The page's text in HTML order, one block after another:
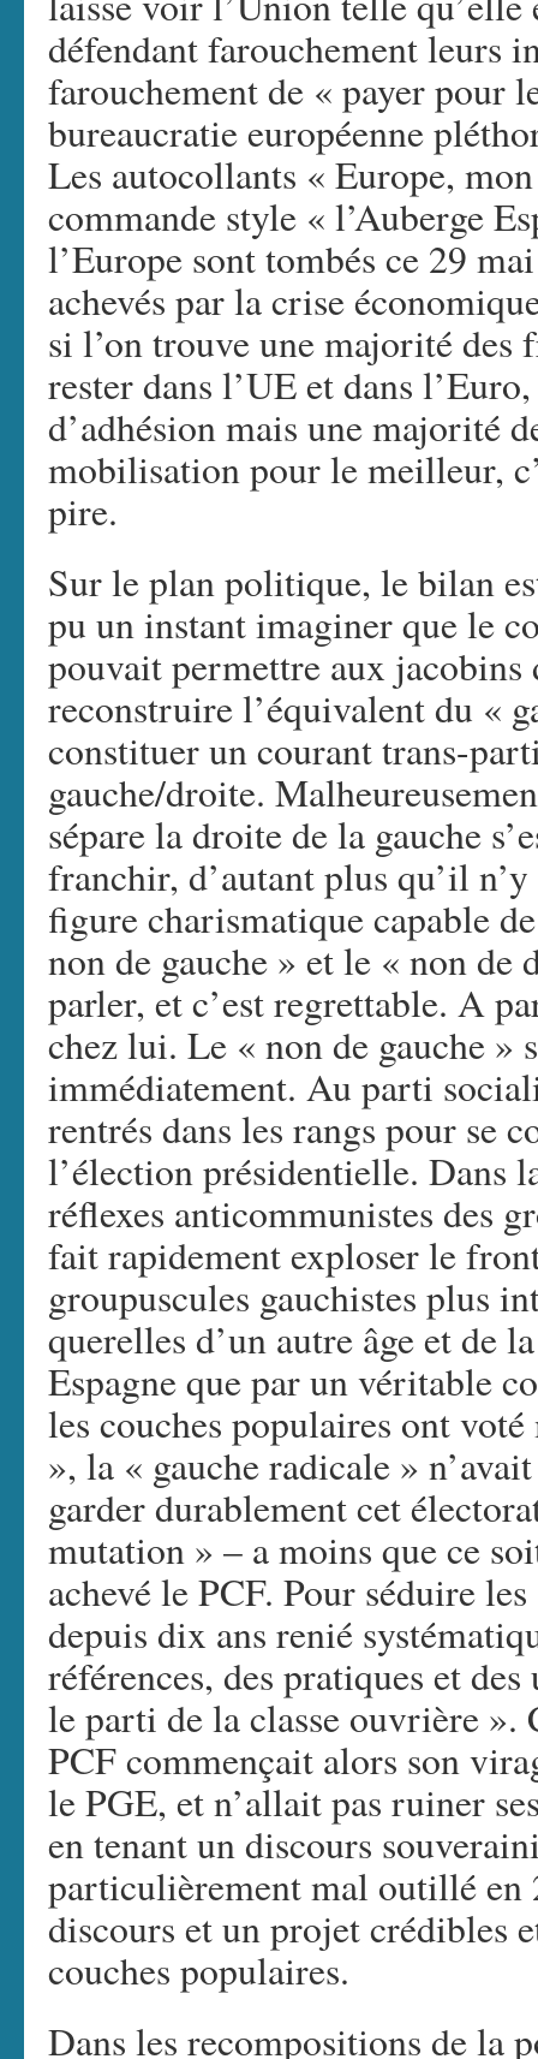
défendant farouchement leurs
farouchement de « payer pour
bureaucratie européenne
Les autocollants « Europe,
commande style « l’Auberge
l’Europe sont tombés ce 29
achevés par la crise
si l’on trouve une majorité
rester dans l’UE et dans
d’adhésion mais une majorité
mobilisation pour le meilleur,
pire.
Sur le plan politique, le bilan
pu un instant imaginer que le
pouvait permettre aux jacobins
reconstruire l’équivalent du «
constituer un courant trans-
gauche/droite.
sépare la droite de la gauche
franchir, d’autant plus qu’il n’y
figure charismatique capable
non de gauche » et le « non de
parler, et c’est regrettable. A
chez lui. Le « non de gauche »
immédiatement. Au parti
rentrés dans les rangs pour se
l’élection présidentielle. Dans
réflexes anticommunistes des
fait rapidement exploser le
groupuscules gauchistes plus
querelles d’un autre âge et de
Espagne que par un véritable
les couches populaires ont
», la « gauche radicale »
garder durablement cet
mutation » – a moins que ce
achevé le PCF. Pour séduire
depuis dix ans renié
références, des pratiques et
le parti de la classe ouvrière ».
PCF commençait alors son
le PGE, et n’allait pas ruiner
en tenant un discours
particulièrement mal outillé en
discours et un projet crédibles
couches populaires.
Dans les recompositions de la